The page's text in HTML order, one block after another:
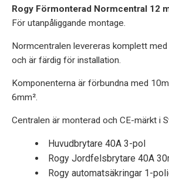
Rogy Förmonterad Normcentral 12
För utanpåliggande montage.
Normcentralen levereras komplett
och är färdig för installation.
Komponenterna är förbundna med
6mm².
Centralen är monterad och CE-märkt i
Huvudbrytare 40A 3-pol
Rogy Jordfelsbrytare 40A
Rogy automatsäkringar 1-